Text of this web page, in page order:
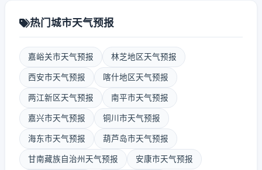
热门城市天气预报
嘉峪关市天气预报 林芝地区天气预报
西安市天气预报 喀什地区天气预报
两江新区天气预报 南平市天气预报
嘉兴市天气预报 铜川市天气预报
海东市天气预报 葫芦岛市天气预报
甘南藏族自治州天气预报 安康市天气预报